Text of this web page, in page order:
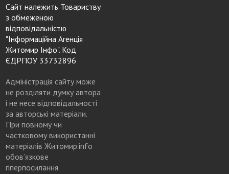
Сайт належить Товариству
з обмеженою
відповідальністю
"Інформаційна Агенція
Житомир Інфо". Код
ЄДРПОУ 33732896
Адміністрація сайту може
не розділяти думку автора
і не несе відповідальності
за авторські матеріали.
При повному чи
частковому використанні
матеріалів Житомир.info
обов’язкове
гіперпосилання